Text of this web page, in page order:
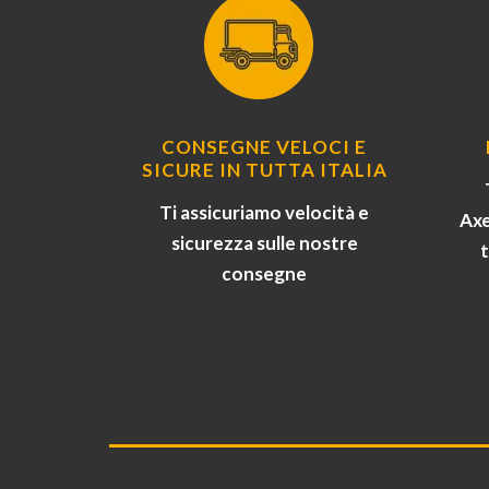
CONSEGNE VELOCI E
SICURE IN TUTTA ITALIA
Ti assicuriamo velocità e
sicurezza sulle nostre
consegne